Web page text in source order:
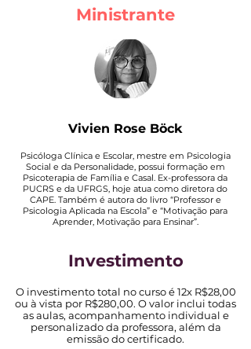
Ministrante
Vivien Rose Böck
Psicóloga Clínica e Escolar, mestre em Psicologia
Social e da Personalidade, possui formação em
Psicoterapia de Família e Casal. Ex-professora da
PUCRS e da UFRGS, hoje atua como diretora do
CAPE. Também é autora do livro “Professor e
Psicologia Aplicada na Escola” e “Motivação para
Aprender, Motivação para Ensinar”.
Investimento
O investimento total no curso é 12x R$28,00
ou à vista por R$280,00. O valor inclui todas
as aulas, acompanhamento individual e
personalizado da professora, além da
emissão do certificado.